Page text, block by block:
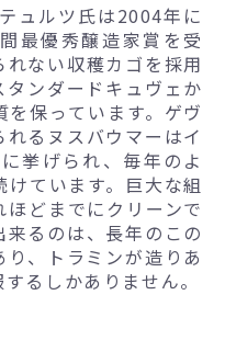
ュルツ氏は2004年に
最優秀醸造家賞を受
ない収穫カゴを採用
ンダードキュヴェか
保っています。ゲヴ
るヌスバウマーはイ
挙げられ、毎年のよ
ています。巨大な組
どまでにクリーンで
るのは、長年のこの
、トラミンが造りあ
るしかありません。